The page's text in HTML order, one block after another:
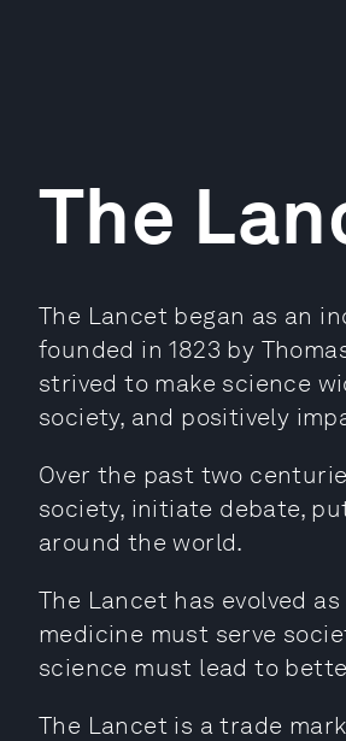
The
The Lancet began as an
founded in 1823 by
strived to make science
society, and positively
Over the past two
society, initiate debate,
around the world.
The Lancet has evolved
medicine must serve
science must lead to
The Lancet is a trade